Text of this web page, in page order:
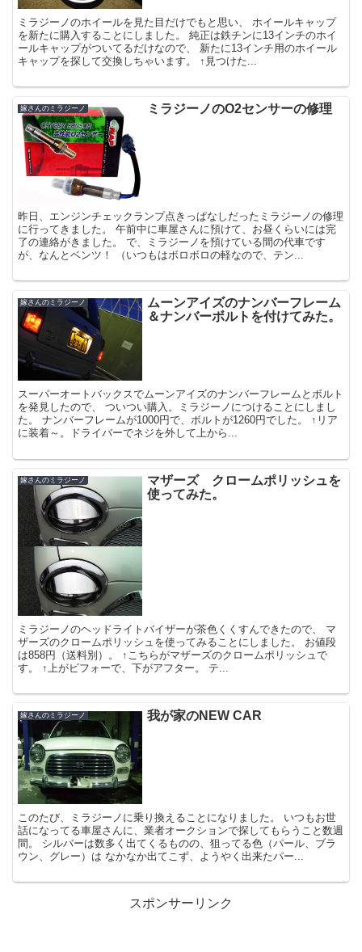
ミラジーノのホイールを見た目だけでもと思い、 ホイールキャップ
を新たに購入することにしました。 純正は鉄チンに13インチのホイ
ールキャップがついてるだけなので、 新たに13インチ用のホイール
キャップを探して交換しちゃいます。 ↑見つけた...
嫁さんのミラジーノ ミラジーノのO2センサーの修理
昨日、エンジンチェックランプ点きっぱなしだったミラジーノの修理
に行ってきました。 午前中に車屋さんに預けて、お昼くらいには完
了の連絡がきました。 で、ミラジーノを預けている間の代車です
が、なんとベンツ！ （いつもはボロボロの軽なので、テン...
嫁さんのミラジーノ
ムーンアイズのナンバーフレーム
＆ナンバーボルトを付けてみた。
スーパーオートバックスでムーンアイズのナンバーフレームとボルト
を発見したので、 ついつい購入。ミラジーノにつけることにしまし
た。 ナンバーフレームが1000円で、ボルトが1260円でした。 ↑リア
に装着～。ドライバーでネジを外して上から...
嫁さんのミラジーノ
マザーズ クロームポリッシュを
使ってみた。
ミラジーノのヘッドライトバイザーが茶色くくすんできたので、 マ
ザーズのクロームポリッシュを使ってみることにしました。 お値段
は858円（送料別）。 ↑こちらがマザーズのクロームポリッシュで
す。 ↑上がビフォーで、下がアフター。 テ...
嫁さんのミラジーノ 我が家のNEW CAR
このたび、ミラジーノに乗り換えることになりました。 いつもお世
話になってる車屋さんに、業者オークションで探してもらうこと数週
間。 シルバーは数多く出てくるものの、狙ってる色（パール、ブラ
ウン、グレー）は なかなか出てこず、ようやく出来たパー...
スポンサーリンク